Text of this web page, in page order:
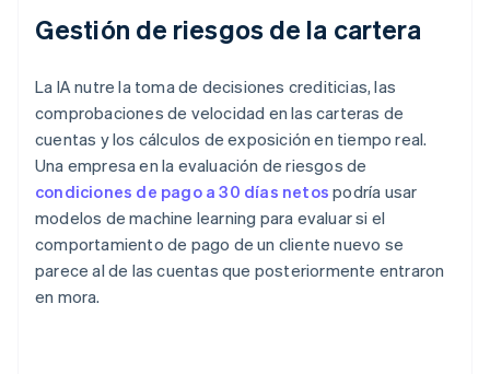
Gestión de riesgos de la cartera
La IA nutre la toma de decisiones crediticias, las
comprobaciones de velocidad en las carteras de
cuentas y los cálculos de exposición en tiempo real.
Una empresa en la evaluación de riesgos de
condiciones de pago a 30 días netos podría usar
modelos de machine learning para evaluar si el
comportamiento de pago de un cliente nuevo se
parece al de las cuentas que posteriormente entraron
en mora.